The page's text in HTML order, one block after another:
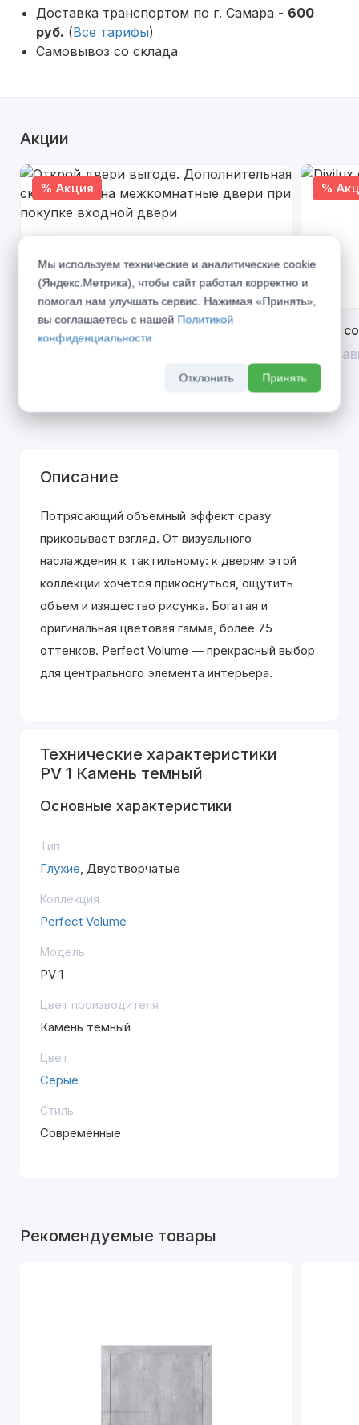
Доставка транспортом по г. Самара - 600
руб. (Все тарифы)
Самовывоз со склада
Акции
% Акция
Открой двери выгоде. Дополнительная
скидка 10% на межкомнатные двери при
%
Divilux
До 31
Описание
Потрясающий объемный эффект сразу
приковывает взгляд. От визуального
наслаждения к тактильному: к дверям этой
коллекции хочется прикоснуться, ощутить
объем и изящество рисунка. Богатая и
оригинальная цветовая гамма, более 75
оттенков. Perfect Volume — прекрасный выбор
для центрального элемента интерьера.
Технические характеристики
PV 1 Камень темный
Основные характеристики
Тип
Глухие, Двустворчатые
Коллекция
Perfect Volume
Модель
PV 1
Цвет производителя
Камень темный
Цвет
Серые
Стиль
Современные
Рекомендуемые товары
Мы используем технические и аналитические cookie
(Яндекс.Метрика), чтобы сайт работал корректно и
помогал нам улучшать сервис. Нажимая «Принять»,
вы соглашаетесь с нашей Политикой
конфиденциальности
Отклонить Принять